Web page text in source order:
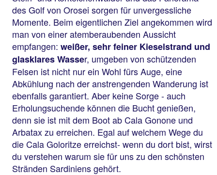
des Golf von Orosei sorgen für unvergessliche
Momente. Beim eigentlichen Ziel angekommen wird
man von einer atemberaubenden Aussicht
empfangen: weißer, sehr feiner Kieselstrand und
glasklares Wasser, umgeben von schützenden
Felsen ist nicht nur ein Wohl fürs Auge, eine
Abkühlung nach der anstrengenden Wanderung ist
ebenfalls garantiert. Aber keine Sorge - auch
Erholungsuchende können die Bucht genießen,
denn sie ist mit dem Boot ab Cala Gonone und
Arbatax zu erreichen. Egal auf welchem Wege du
die Cala Goloritze erreichst- wenn du dort bist, wirst
du verstehen warum sie für uns zu den schönsten
Stränden Sardiniens gehört.